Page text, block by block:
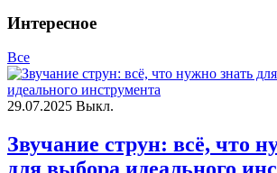
Интересное
Все
29.07.2025 Выкл.
Звучание струн: всё, что